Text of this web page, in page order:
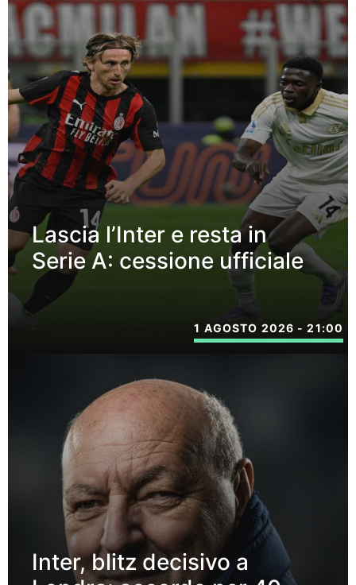
Lascia l’Inter e resta in
Serie A: cessione ufficiale
1 AGOSTO 2026 - 21:00
Inter, blitz decisivo a